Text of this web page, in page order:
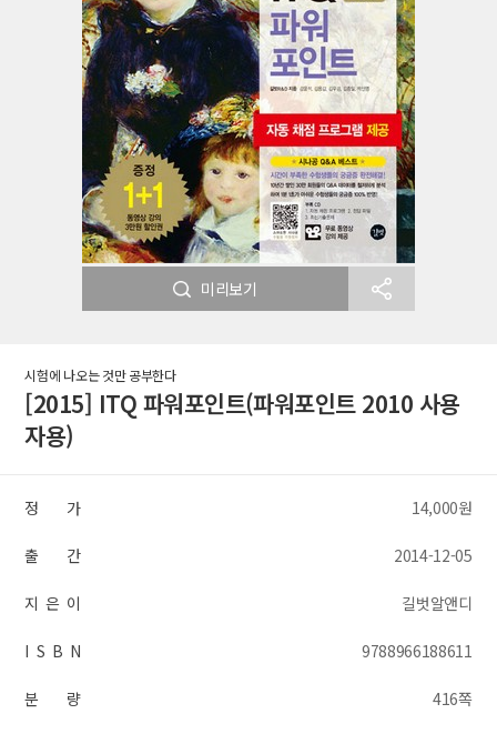
미리보기
시험에 나오는 것만 공부한다
[2015] ITQ 파워포인트(파워포인트 2010 사용
자용)
정 가 14,000원
출 간 2014-12-05
지 은 이 길벗알앤디
I S B N 9788966188611
분 량 416쪽